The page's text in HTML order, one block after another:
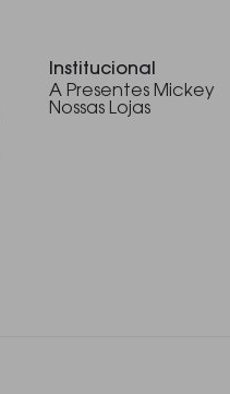
Institucional
A Presentes Mickey
Nossas Lojas